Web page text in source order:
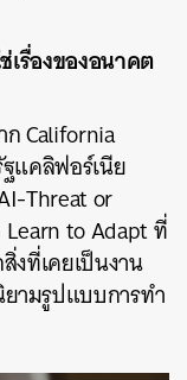
เรื่องของอนาคต
California
แคลิฟอร์เนีย
Threat or
to Adapt ที่
งที่เคยเป็นงาน
ามรูปแบบการทำ